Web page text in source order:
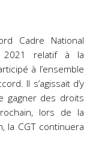
Cadre National
2021 relatif à la
à l’ensemble
Il s’agissait d’y
gagner des droits
lors de la
la CGT continuera